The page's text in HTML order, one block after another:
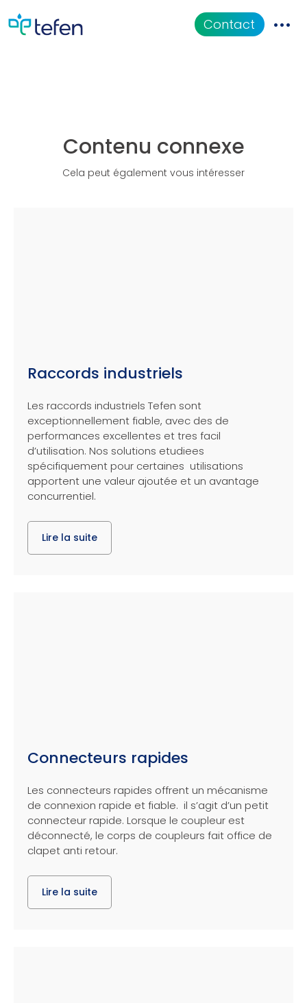
Contact
Documentation
QUI SOMMES-NOUS
MixRite TF-5
Contenu connexe
Cela peut également vous intéresser
Raccords industriels
Les raccords industriels Tefen sont
exceptionnellement fiable, avec des de
performances excellentes et tres facil
d’utilisation. Nos solutions etudiees
spécifiquement pour certaines utilisations
apportent une valeur ajoutée et un avantage
concurrentiel.
Lire la suite
Connecteurs rapides
Les connecteurs rapides offrent un mécanisme
de connexion rapide et fiable. il s’agit d’un petit
connecteur rapide. Lorsque le coupleur est
déconnecté, le corps de coupleurs fait office de
clapet anti retour.
Lire la suite